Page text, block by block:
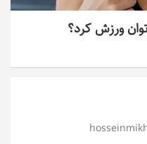
ورزش کرد؟